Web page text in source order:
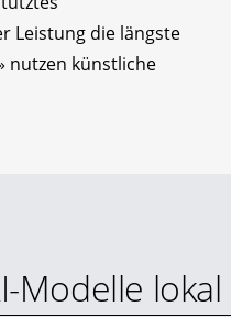
Leistung die längste
nutzen künstliche
Modelle lokal